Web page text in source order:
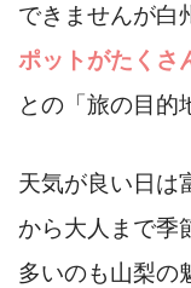
できませんが白
ポットがたくさ
との「旅の目的
天気が良い日は
から大人まで季
多いのも山梨の